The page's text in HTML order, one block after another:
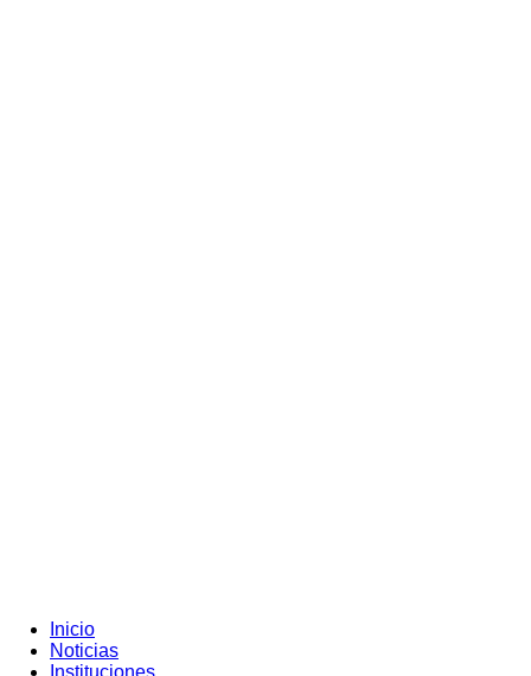
Inicio
Noticias
Instituciones